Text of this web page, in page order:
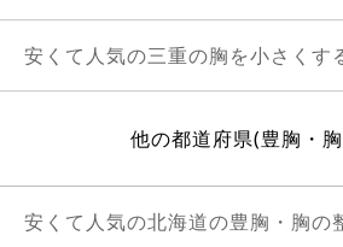
安くて人気の三重の胸を小さくす
他の都道府県(豊胸・
安くて人気の北海道の豊胸・胸の